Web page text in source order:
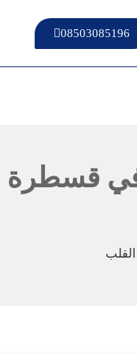
08503085196
قسطرة